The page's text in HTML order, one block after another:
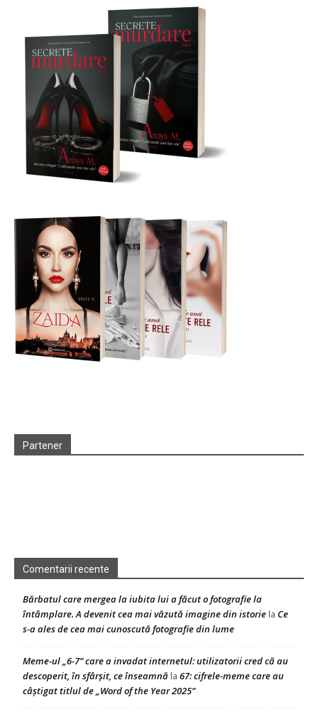
Partener
Comentarii recente
Bărbatul care mergea la iubita lui a făcut o fotografie la
întâmplare. A devenit cea mai văzută imagine din istorie la Ce
s-a ales de cea mai cunoscută fotografie din lume
Meme-ul „6-7” care a invadat internetul: utilizatorii cred că au
descoperit, în sfârșit, ce înseamnă la 67: cifrele-meme care au
câștigat titlul de „Word of the Year 2025”